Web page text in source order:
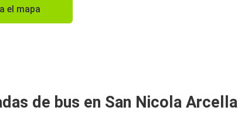
el mapa
de bus en San Nicola Arcella